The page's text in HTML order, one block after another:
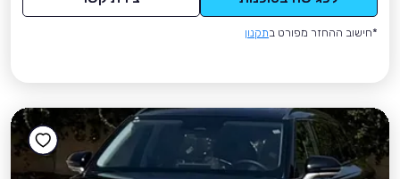
*חישוב ההחזר מפורט בתקנון